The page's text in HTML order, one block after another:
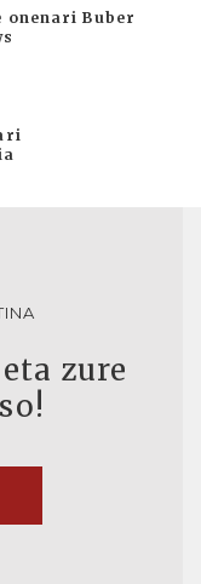
onenari Buber
zure